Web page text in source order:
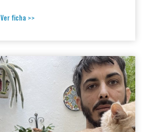
Ver ficha >>